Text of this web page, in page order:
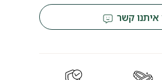
איתנו קשר